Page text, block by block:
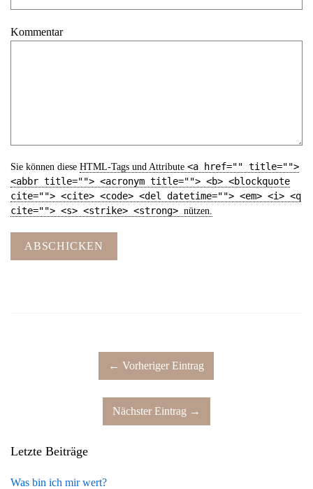
Kommentar
Sie können diese HTML-Tags und Attribute <a href="" title="">
<abbr title=""> <acronym title=""> <b> <blockquote
cite=""> <cite> <code> <del datetime=""> <em> <i> <q
cite=""> <s> <strike> <strong> nützen.
ABSCHICKEN
← Vorheriger Eintrag
Nächster Eintrag →
Letzte Beiträge
Was bin ich mir wert?